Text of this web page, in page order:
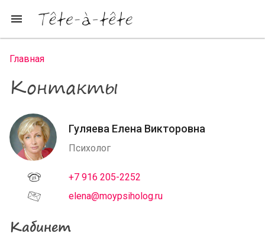
menu
Вы здесь
Главная
Контакты
Гуляева Елена Викторовна
Психолог
+7 916 205-2252
elena@moypsiholog.ru
Кабинет